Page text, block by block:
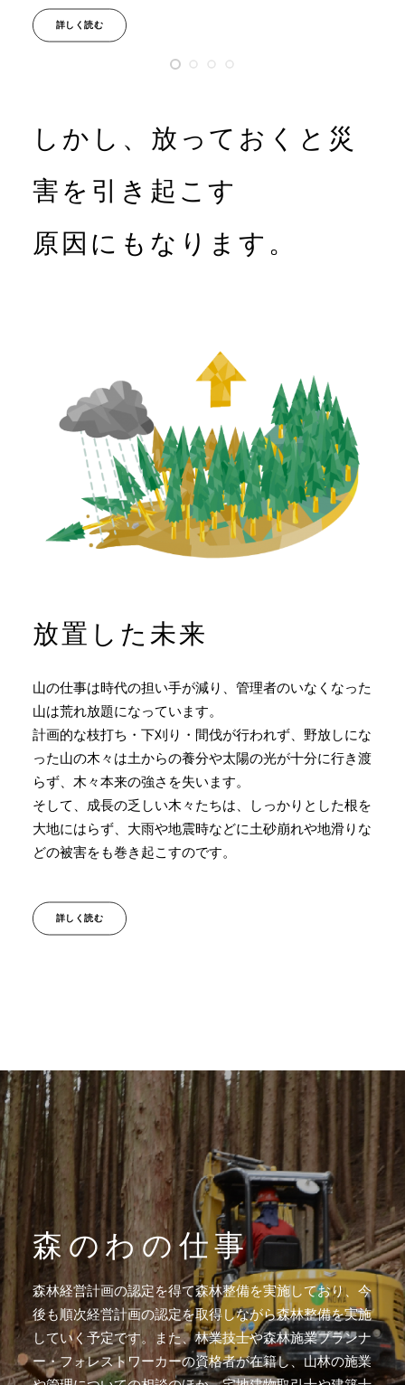
詳しく読む
しかし、放っておくと災
害を引き起こす
原因にもなります。
放置した未来
山の仕事は時代の担い手が減り、管理者のいなくなった
山は荒れ放題になっています。
計画的な枝打ち・下刈り・間伐が行われず、野放しにな
った山の木々は土からの養分や太陽の光が十分に行き渡
らず、木々本来の強さを失います。
そして、成長の乏しい木々たちは、しっかりとした根を
大地にはらず、大雨や地震時などに土砂崩れや地滑りな
どの被害をも巻き起こすのです。
詳しく読む
森のわの仕事
森林経営計画の認定を得て森林整備を実施しており、今
後も順次経営計画の認定を取得しながら森林整備を実施
していく予定です。また、林業技士や森林施業プランナ
ー・フォレストワーカーの資格者が在籍し、山林の施業